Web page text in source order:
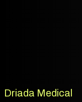
Driada Medical